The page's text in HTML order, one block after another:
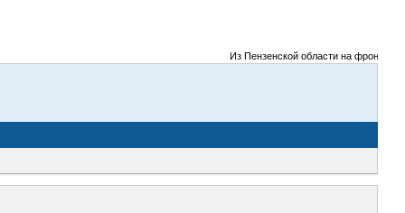
Из Пензенской области на фронты